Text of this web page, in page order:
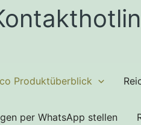
Produktüberblick
per WhatsApp stellen